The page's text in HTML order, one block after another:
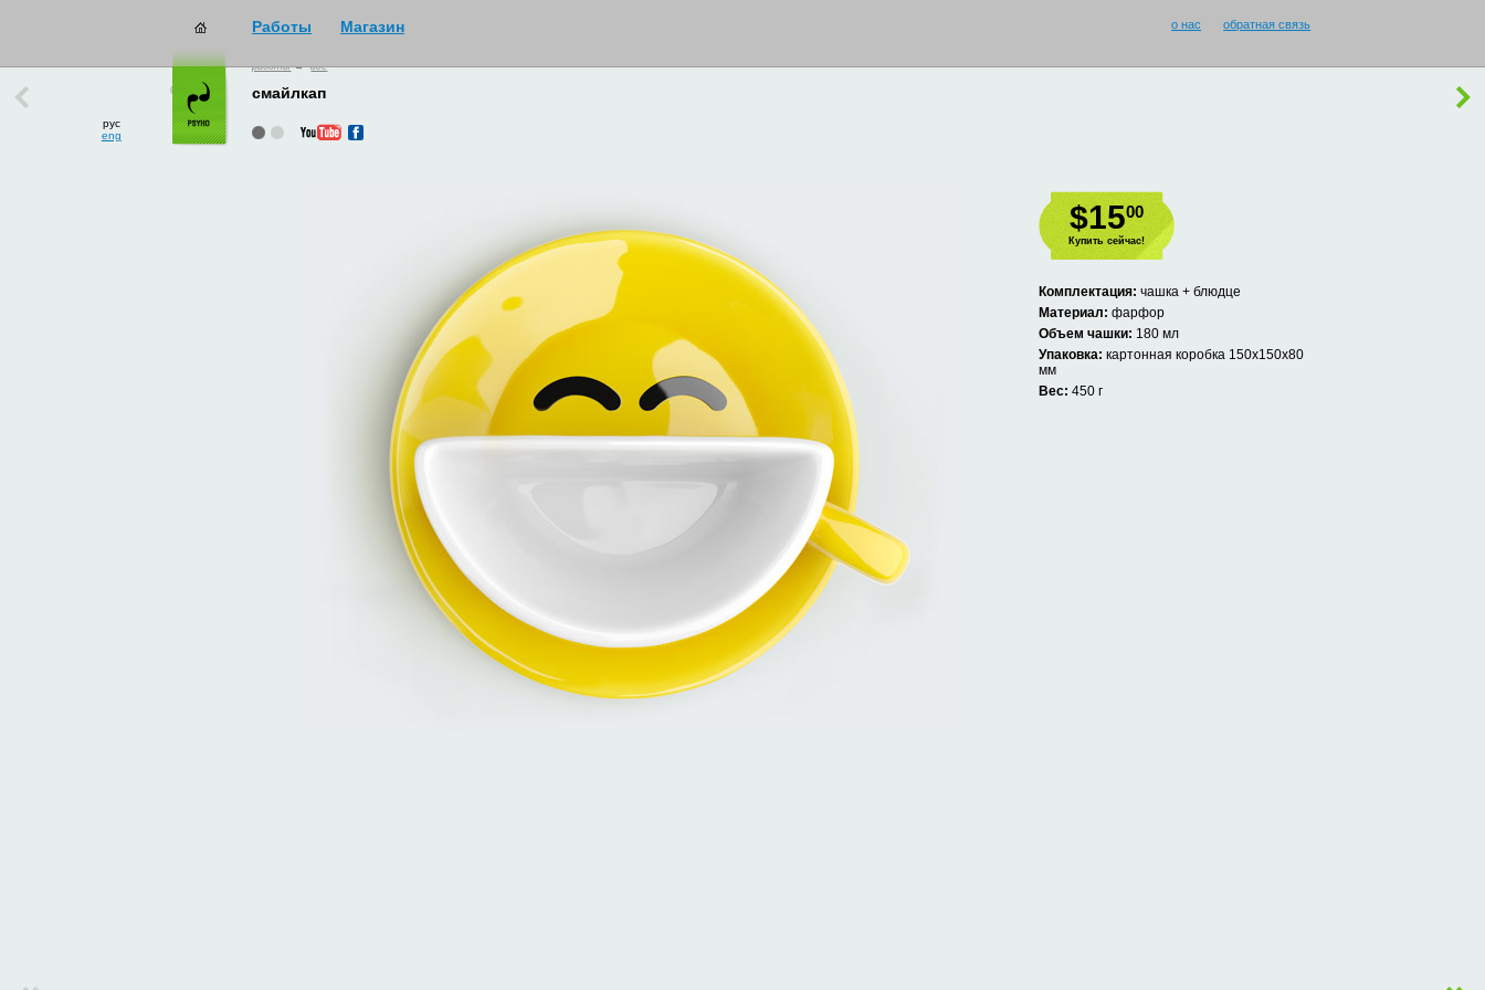
смайлкап
работы→все
$1500
Купить сейчас!
Комплектация: чашка + блюдце
Материал: фарфор
Объем чашки: 180 мл
Упаковка: картонная коробка 150х150х80
мм
Вес: 450 г